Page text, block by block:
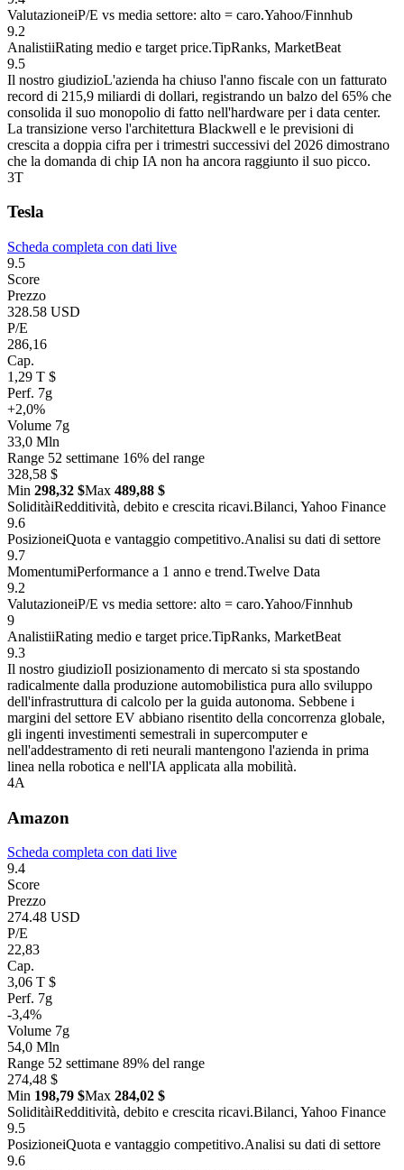
ValutazioneiP/E vs media settore: alto = caro.Yahoo/Finnhub
9.2
AnalistiiRating medio e target price.TipRanks, MarketBeat
9.5
Il nostro giudizioL'azienda ha chiuso l'anno fiscale con un fatturato
record di 215,9 miliardi di dollari, registrando un balzo del 65% che
consolida il suo monopolio di fatto nell'hardware per i data center.
La transizione verso l'architettura Blackwell e le previsioni di
crescita a doppia cifra per i trimestri successivi del 2026 dimostrano
che la domanda di chip IA non ha ancora raggiunto il suo picco.
3T
Tesla
Scheda completa con dati live
9.5
Score
Prezzo
328.58 USD
P/E
286,16
Cap.
1,29 T $
Perf. 7g
+2,0%
Volume 7g
33,0 Mln
Range 52 settimane 16% del range
328,58 $
Min 298,32 $Max 489,88 $
SoliditàiRedditività, debito e crescita ricavi.Bilanci, Yahoo Finance
9.6
PosizioneiQuota e vantaggio competitivo.Analisi su dati di settore
9.7
MomentumiPerformance a 1 anno e trend.Twelve Data
9.2
ValutazioneiP/E vs media settore: alto = caro.Yahoo/Finnhub
9
AnalistiiRating medio e target price.TipRanks, MarketBeat
9.3
Il nostro giudizioIl posizionamento di mercato si sta spostando
radicalmente dalla produzione automobilistica pura allo sviluppo
dell'infrastruttura di calcolo per la guida autonoma. Sebbene i
margini del settore EV abbiano risentito della concorrenza globale,
gli ingenti investimenti semestrali in supercomputer e
nell'addestramento di reti neurali mantengono l'azienda in prima
linea nella robotica e nell'IA applicata alla mobilità.
4A
Amazon
Scheda completa con dati live
9.4
Score
Prezzo
274.48 USD
P/E
22,83
Cap.
3,06 T $
Perf. 7g
-3,4%
Volume 7g
54,0 Mln
Range 52 settimane 89% del range
274,48 $
Min 198,79 $Max 284,02 $
SoliditàiRedditività, debito e crescita ricavi.Bilanci, Yahoo Finance
9.5
PosizioneiQuota e vantaggio competitivo.Analisi su dati di settore
9.6